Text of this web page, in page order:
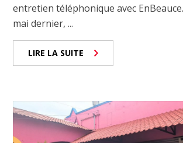
entretien téléphonique avec
mai dernier, ...
LIRE LA SUITE